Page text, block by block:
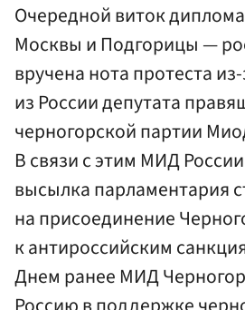
Очередной виток
Москвы и Подгорицы —
вручена нота протеста
из России депутата
черногорской партии
В связи с этим МИД
высылка парламентария
на присоединение
к антироссийским
Днем ранее МИД